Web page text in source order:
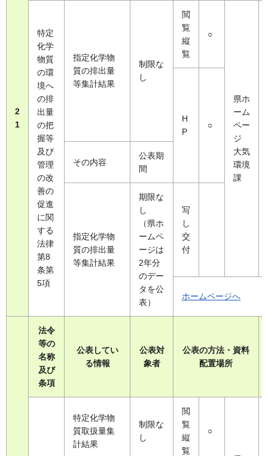
2
1
特定
化学
物質
の環
境へ
の排
出量
の把
握等
及び
管理
の改
善の
促進
に関
する
法律
第8
条第
5項
指定化学物
質の排出量
等集計結果
制限な
し
閲
覧
縦
覧
○
県ホ
ーム
ペー
ジ
大気
環境
課
H
P
○
その内容
公表期
間
指定化学物
質の排出量
等集計結果
期限な
し
（県ホ
ームペ
ージは
2年分
のデー
タを公
表）
写
し
交
付
ホームページへ
法令
等の
名称
及び
条項
公表してい
る情報
公表対
象者
公表の方法・資料
配置場所
特定化学物
質取扱量集
計結果
制限な
し
閲
覧
縦
覧
○